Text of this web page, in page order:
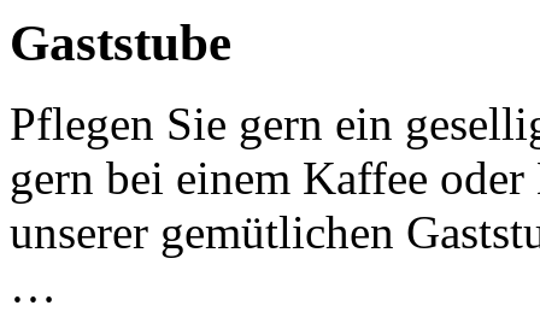
Gaststube
Pflegen Sie gern ein
gern bei einem Kaffee
unserer gemütlichen
…